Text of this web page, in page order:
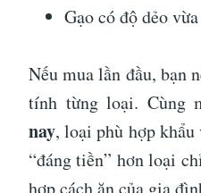
Gạo có độ dẻo
Nếu mua lần đầu, bạn
tính từng loại. Cùng
nay, loại phù hợp
“đáng tiền” hơn loại